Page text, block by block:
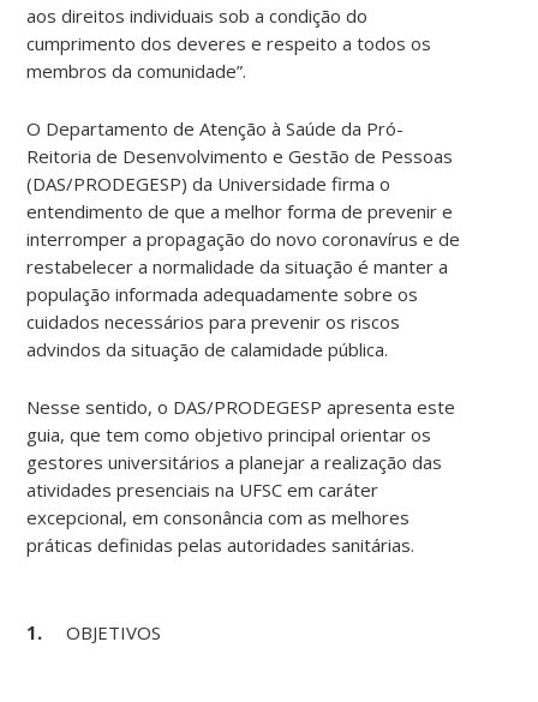
aos direitos individuais sob a condição do
cumprimento dos deveres e respeito a todos os
membros da comunidade”.
O Departamento de Atenção à Saúde da Pró-
Reitoria de Desenvolvimento e Gestão de Pessoas
(DAS/PRODEGESP) da Universidade firma o
entendimento de que a melhor forma de prevenir e
interromper a propagação do novo coronavírus e de
restabelecer a normalidade da situação é manter a
população informada adequadamente sobre os
cuidados necessários para prevenir os riscos
advindos da situação de calamidade pública.
Nesse sentido, o DAS/PRODEGESP apresenta este
guia, que tem como objetivo principal orientar os
gestores universitários a planejar a realização das
atividades presenciais na UFSC em caráter
excepcional, em consonância com as melhores
práticas definidas pelas autoridades sanitárias.
1.OBJETIVOS